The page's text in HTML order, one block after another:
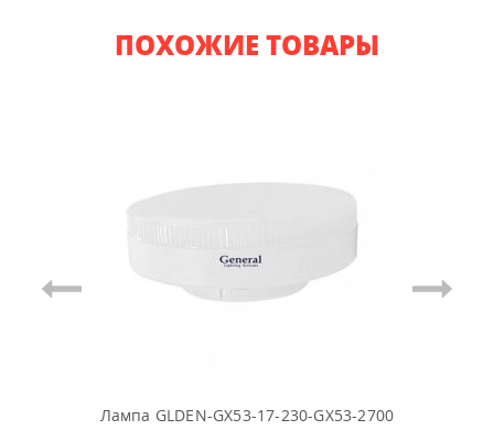
ПОХОЖИЕ ТОВАРЫ
Лампа GLDEN-GX53-17-230-GX53-2700